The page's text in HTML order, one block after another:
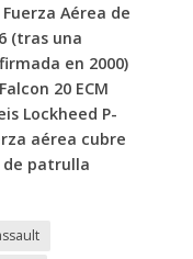
Fuerza Aérea de
(tras una
en 2000)
20 ECM
Lockheed P-
aérea cubre
de patrulla